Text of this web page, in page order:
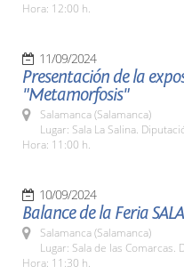
Hora: 12:00 h.
11/09/2024
Presentación de la
"Metamorfosis"
Salamanca (Salamanca)
Lugar: Sala La Salina.
Hora: 11:00 h.
10/09/2024
Balance de la Feria
Salamanca (Salamanca)
Lugar: Sala de las Comarcas.
Hora: 11:30 h.